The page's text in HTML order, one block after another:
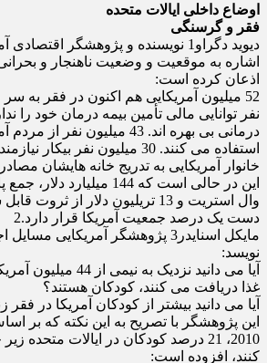
اوضاع داخلی ایالات متحده
فقر و گرسنگی
دیوید دگراو1 نویسنده و پژوهشگر
اشاره به موقعیت و وضعیت ناهنجار و
اذعان کرده است:
نفر توانایی مالی تأمین بیمه درمان خود را
درمانی بی بهره اند. 43 میلیون
خانوار آمریکایی به تدریج خانه هایشان
این در حالی است که 144
وال استریت و 13 تریلیون دلار از
دست یک درصد جمعیت آمریکا قرار دارد.2
مایکل اسنایدر3 پژوهشگر
نویسد:
آیا می دانید نزدیک به
غذا دریافت می کنند، کودکان هستند؟
آیا می دانید بیشتر از کودکان آمریکا در فقر
این پژوهشگر با تصریح به این نکته که بر
2010، 21 درصد کودکان در ایالات
کنند، افزوده است: